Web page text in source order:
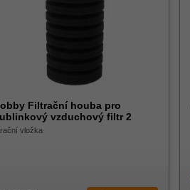
Filtrační houba pro
vzduchový filtr 2
vložka